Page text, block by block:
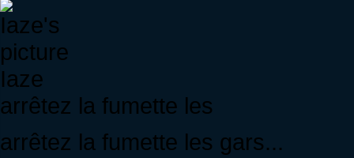
Iaze
arrêtez la fumette les
arrêtez la fumette les gars...